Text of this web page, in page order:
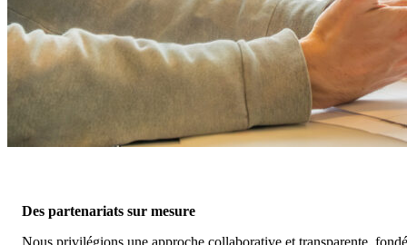
Des partenariats sur mesure
Nous privilégions une approche collaborative et transparente,